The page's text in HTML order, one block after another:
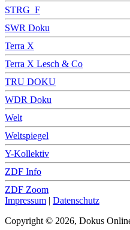
STRG_F
SWR Doku
Terra X
Terra X Lesch & Co
TRU DOKU
WDR Doku
Welt
Weltspiegel
Y-Kollektiv
ZDF Info
ZDF Zoom
Impressum | Datenschutz
Copyright © 2026, Dokus